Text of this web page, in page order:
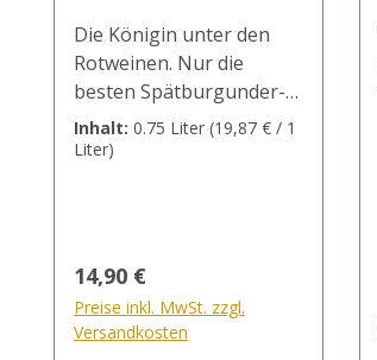
Die Königin unter den
Rotweinen. Nur die
besten Spätburgunder-
Trauben vom
Escherndorfer
Spätburgunder Maximus
lagerte 18 Monate in
kleinen Barriques aus
fränkischer
Inhalt: 0.75 Liter (19,87 € / 1
Liter)
Regulärer Preis:
14,90 €
Preise inkl. MwSt. zzgl.
Versandkosten